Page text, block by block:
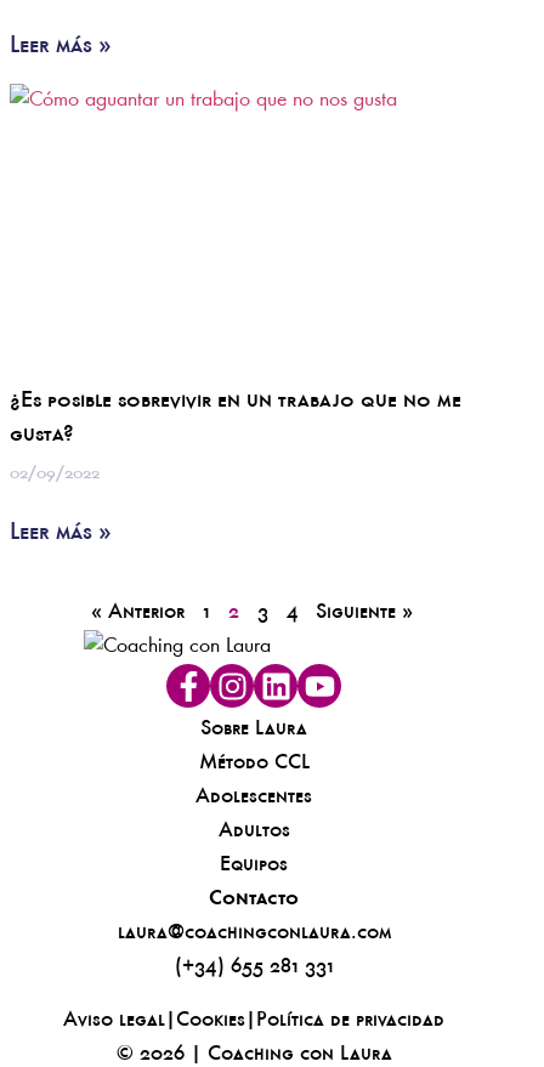
Leer más »
¿Es posible sobrevivir en un trabajo que no me
gusta?
02/09/2022
Leer más »
« Anterior 1 2 3 4 Siguiente »
Sobre Laura
Método CCL
Adolescentes
Adultos
Equipos
Contacto
laura@coachingconlaura.com
(+34) 655 281 331
© 2026 | Coaching con Laura
Aviso legal |Cookies Política de privacidad